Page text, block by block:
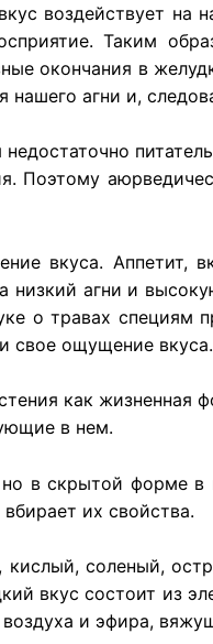
воздействует
Таким
окончания в
агни и,
Поэтому
вкуса. Аппетит,
низкий агни и
о травах специям
свое ощущение вкуса.
как
в нем.
в скрытой форме
их свойства.
соленый,
вкус состоит
и эфира,